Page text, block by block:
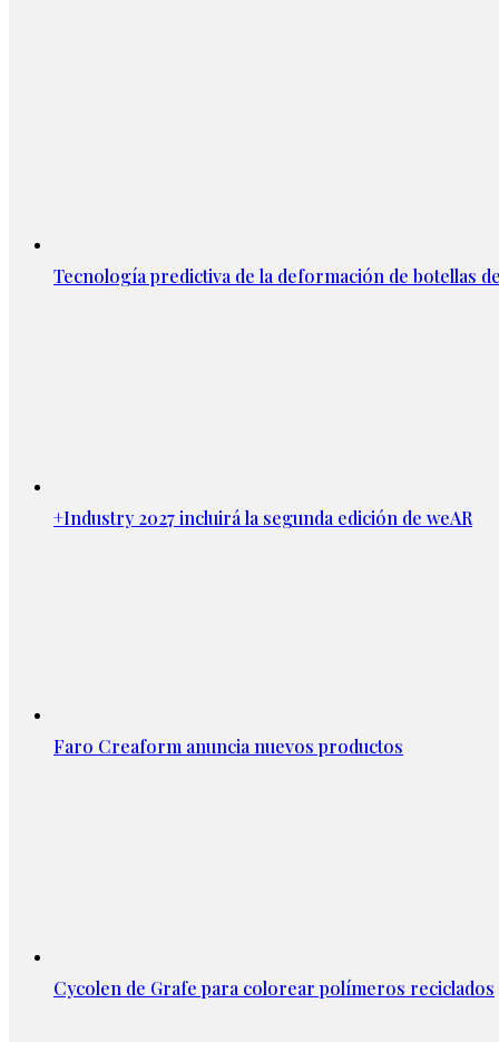
Tecnología predictiva de la deformación de botellas
+Industry 2027 incluirá la segunda edición de weAR
Faro Creaform anuncia nuevos productos
Cycolen de Grafe para colorear polímeros reciclados